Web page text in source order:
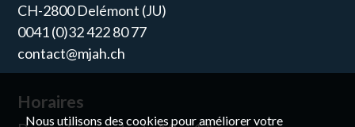
CH-2800 Delémont (JU)
0041 (0)32 422 80 77
contact@mjah.ch
Horaires
Nous utilisons des cookies pour améliorer votre